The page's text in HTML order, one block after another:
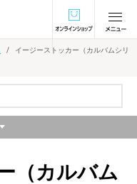
オンラインショ
イージーストッカー（カルバムシリ
（カルバム